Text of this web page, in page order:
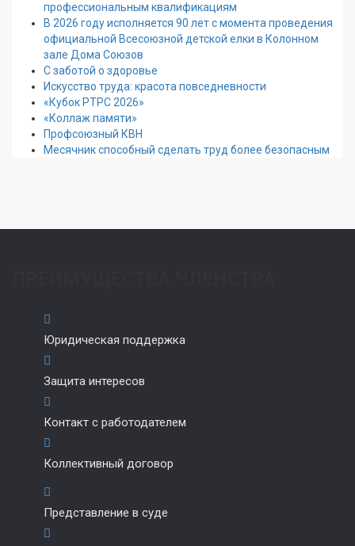
профессиональным квалификациям
В 2026 году исполняется 90 лет с момента проведения
официальной Всесоюзной детской елки в Колонном
зале Дома Союзов
С заботой о здоровье
Искусство труда: красота повседневности
«Кубок РТРС 2026»
«Коллаж памяти»
Профсоюзный КВН
Месячник способный сделать труд более безопасным
Юридическая поддержка
Защита интересов
Контакт с работодателем
Коллективный договор
Представление в суде